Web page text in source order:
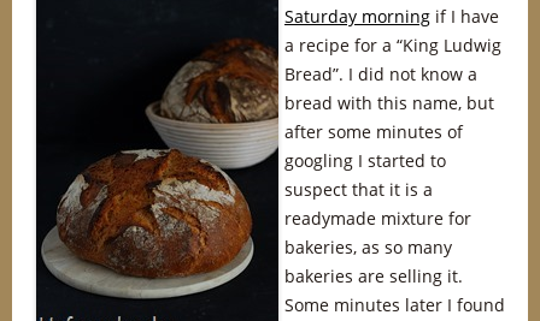
Saturday morning if I have
a recipe for a “King Ludwig
Bread”. I did not know a
bread with this name, but
after some minutes of
googling I started to
suspect that it is a
readymade mixture for
bakeries, as so many
bakeries are selling it.
Some minutes later I found